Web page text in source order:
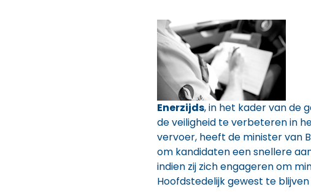
Enerzijds, in het kader van de
de veiligheid te verbeteren in
vervoer, heeft de minister van
om kandidaten een snellere
indien zij zich engageren om
Hoofdstedelijk gewest te